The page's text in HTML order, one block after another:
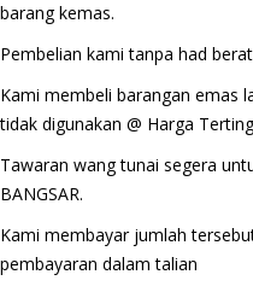
barang kemas.
Pembelian kami tanpa had
Kami membeli barangan emas
tidak digunakan @ Harga
Tawaran wang tunai segera
BANGSAR.
Kami membayar jumlah
pembayaran dalam talian